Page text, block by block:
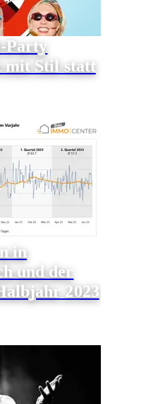
Party
mit Stil statt
in
und der
2023